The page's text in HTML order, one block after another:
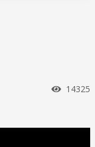
瀏覽次
14325